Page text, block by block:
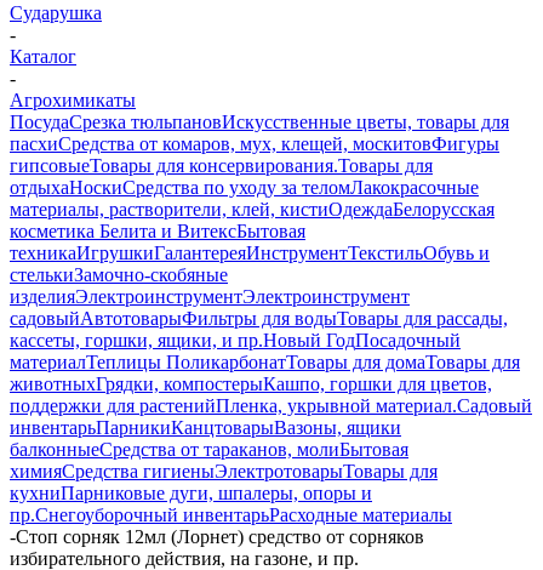
Сударушка
-
Каталог
-
Агрохимикаты
ПосудаСрезка тюльпановИскусственные цветы, товары для
пасхиСредства от комаров, мух, клещей, москитовФигуры
гипсовыеТовары для консервирования.Товары для
отдыхаНоскиСредства по уходу за теломЛакокрасочные
материалы, растворители, клей, кистиОдеждаБелорусская
косметика Белита и ВитексБытовая
техникаИгрушкиГалантереяИнструментТекстильОбувь и
стелькиЗамочно-скобяные
изделияЭлектроинструментЭлектроинструмент
садовыйАвтотоварыФильтры для водыТовары для рассады,
кассеты, горшки, ящики, и пр.Новый ГодПосадочный
материалТеплицы ПоликарбонатТовары для домаТовары для
животныхГрядки, компостерыКашпо, горшки для цветов,
поддержки для растенийПленка, укрывной материал.Садовый
инвентарьПарникиКанцтоварыВазоны, ящики
балконныеСредства от тараканов, молиБытовая
химияСредства гигиеныЭлектротоварыТовары для
кухниПарниковые дуги, шпалеры, опоры и
пр.Снегоуборочный инвентарьРасходные материалы
-Стоп сорняк 12мл (Лорнет) средство от сорняков
избирательного действия, на газоне, и пр.